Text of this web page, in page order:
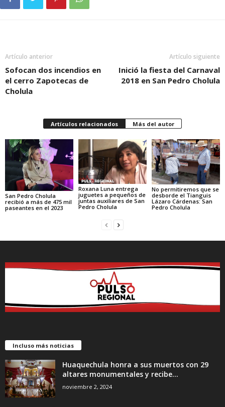
Artículo anterior
Sofocan dos incendios en
el cerro Zapotecas de
Cholula
Artículo siguiente
Inició la fiesta del Carnaval
2018 en San Pedro Cholula
Artículos relacionados Más del autor
San Pedro Cholula
recibió a más de 475 mil
paseantes en el 2023
Roxana Luna entrega
juguetes a pequeños de
juntas auxiliares de San
Pedro Cholula
No permitiremos que se
desborde el Tianguis
Lázaro Cárdenas: San
Pedro Cholula
Incluso más noticias
Huaquechula honra a sus muertos con 29
altares monumentales y recibe...
noviembre 2, 2024